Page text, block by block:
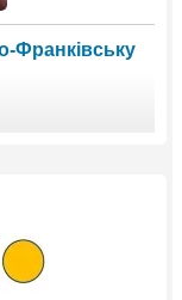
Франківську